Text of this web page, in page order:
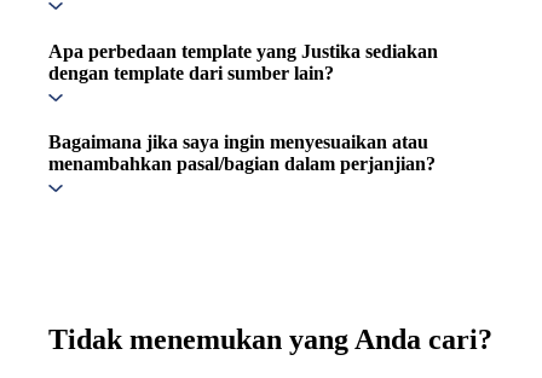
Apa perbedaan template yang Justika sediakan
dengan template dari sumber lain?
Bagaimana jika saya ingin menyesuaikan atau
menambahkan pasal/bagian dalam perjanjian?
Tidak menemukan yang Anda cari?